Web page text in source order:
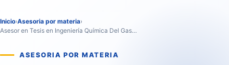
Inicio›Asesoria por materia›
Asesor en Tesis en Ingeniería Química Del Gas…
ASESORIA POR MATERIA